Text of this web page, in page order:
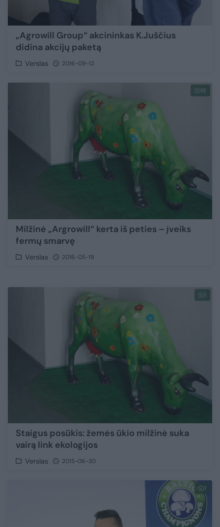
„Agrowill Group“ akcininkas K.Juščius
didina akcijų paketą
Verslas 2016-09-12
16
Milžinė „Argrowill“ kerta iš peties – įveiks
fermų smarvę
Verslas 2016-05-19
1
Staigus posūkis: žemės ūkio milžinė suka
vairą link ekologijos
Verslas 2015-06-30
1